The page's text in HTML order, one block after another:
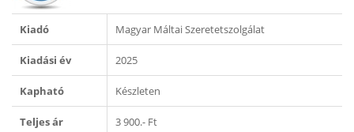
Kiadó Magyar Máltai Szeretetszolgálat
Kiadási év 2025
Kapható Készleten
Teljes ár 3 900.- Ft